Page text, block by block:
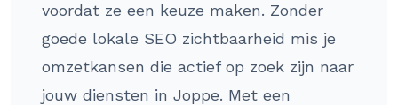
voordat ze een keuze maken. Zonder
goede lokale SEO zichtbaarheid mis je
omzetkansen die actief op zoek zijn naar
jouw diensten in Joppe. Met een